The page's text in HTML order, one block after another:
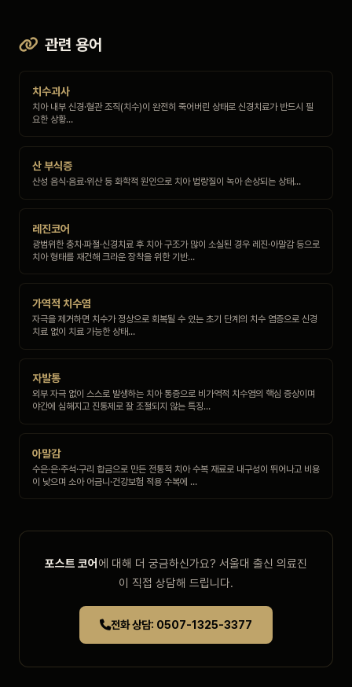
관련 용어
치수괴사
치아 내부 신경·혈관 조직(치수)이 완전히 죽어버린 상태로 신경치료가 반드시 필
요한 상황…
산 부식증
산성 음식·음료·위산 등 화학적 원인으로 치아 법랑질이 녹아 손상되는 상태…
레진코어
광범위한 충치·파절·신경치료 후 치아 구조가 많이 소실된 경우 레진·아말감 등으로
치아 형태를 재건해 크라운 장착을 위한 기반…
가역적 치수염
자극을 제거하면 치수가 정상으로 회복될 수 있는 초기 단계의 치수 염증으로 신경
치료 없이 치료 가능한 상태…
자발통
외부 자극 없이 스스로 발생하는 치아 통증으로 비가역적 치수염의 핵심 증상이며
야간에 심해지고 진통제로 잘 조절되지 않는 특징…
아말감
수은·은·주석·구리 합금으로 만든 전통적 치아 수복 재료로 내구성이 뛰어나고 비용
이 낮으며 소아 어금니·건강보험 적용 수복에 …
포스트 코어 에 대해 더 궁금하신가요? 서울대 출신 의료진
이 직접 상담해 드립니다.
전화 상담: 0507-1325-3377